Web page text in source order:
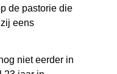
de pastorie die
eens
niet eerder in